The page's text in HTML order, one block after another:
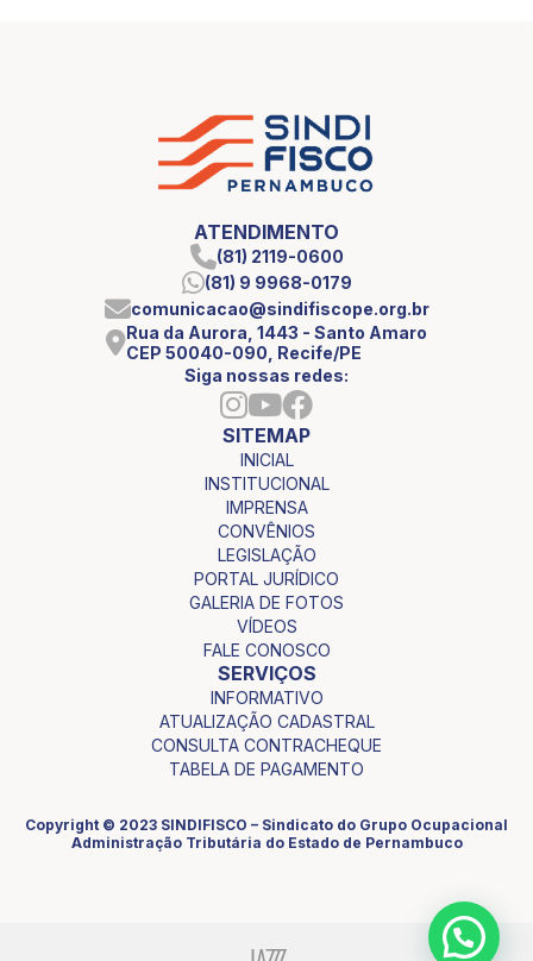
ATENDIMENTO
(81) 2119-0600
(81) 9 9968-0179
comunicacao@sindifiscope.org.br
Rua da Aurora, 1443 - Santo Amaro
CEP 50040-090, Recife/PE
Siga nossas redes:
SITEMAP
INICIAL
INSTITUCIONAL
IMPRENSA
CONVÊNIOS
LEGISLAÇÃO
PORTAL JURÍDICO
GALERIA DE FOTOS
VÍDEOS
FALE CONOSCO
SERVIÇOS
INFORMATIVO
ATUALIZAÇÃO CADASTRAL
CONSULTA CONTRACHEQUE
TABELA DE PAGAMENTO
Copyright © 2023 SINDIFISCO – Sindicato do Grupo Ocupacional
Administração Tributária do Estado de Pernambuco